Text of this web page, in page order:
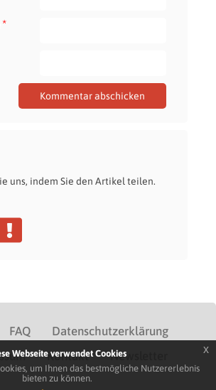
*
uns, indem Sie den Artikel teilen.
FAQ
Datenschutzerklärung
Kontakt Newsletter
Webseite verwendet Cookies
um Ihnen das bestmögliche Nutzererlebnis
bieten zu können.
x